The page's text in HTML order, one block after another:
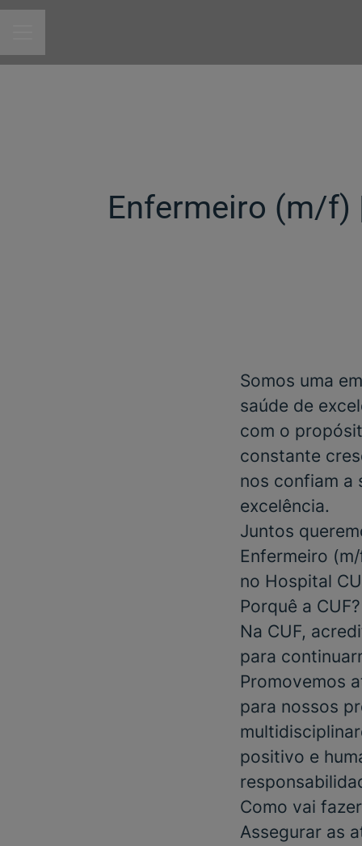
Enfermeiro (m/f)​
Somos uma
saúde de
com o
constante
nos confiam a
excelência.
Juntos
Enfermeiro
no Hospital
Porquê a CUF?
Na CUF,
para
Promovemos
para nossos
positivo e
Como vai
Assegurar as